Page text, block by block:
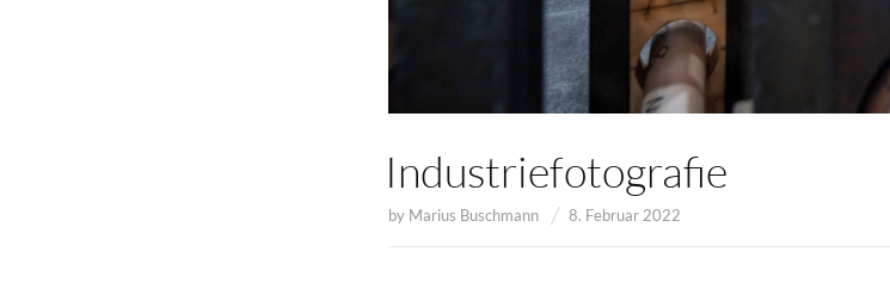
Industriefotografie
by Marius Buschmann 8. Februar 2022